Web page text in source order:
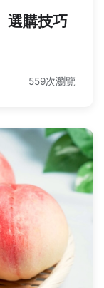
選購技巧
559次瀏覽